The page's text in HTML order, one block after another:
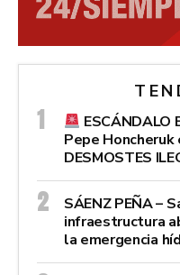
ESCÁNDALO
Pepe Honcheruk
DESMOSTES
SÁENZ PEÑA –
infraestructura
la emergencia